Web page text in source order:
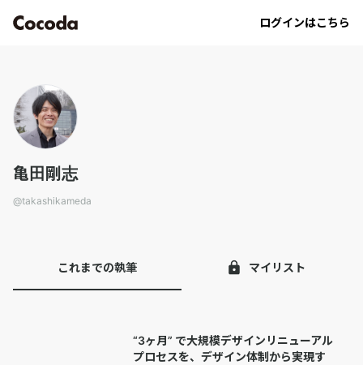
ログインはこちら
亀田剛志
@takashikameda
マイリスト
これまでの執筆
“3ヶ月” で大規模デザインリニューアル
プロセスを、デザイン体制から実現す